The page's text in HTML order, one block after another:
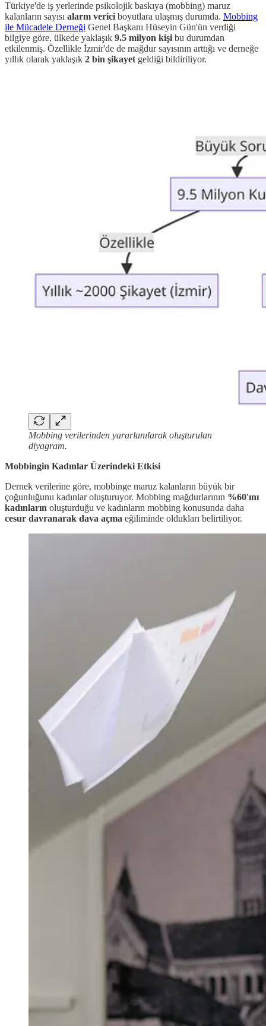
Türkiye'de iş yerlerinde psikolojik baskıya (mobbing) maruz
kalanların sayısı alarm verici boyutlara ulaşmış durumda. Mobbing
ile Mücadele Derneği Genel Başkanı Hüseyin Gün'ün verdiği
bilgiye göre, ülkede yaklaşık 9.5 milyon kişi bu durumdan
etkilenmiş. Özellikle İzmir'de de mağdur sayısının arttığı ve derneğe
yıllık olarak yaklaşık 2 bin şikayet geldiği bildiriliyor.
Mobbing verilerinden yararlanılarak oluşturulan
diyagram.
Mobbingin Kadınlar Üzerindeki Etkisi
Dernek verilerine göre, mobbinge maruz kalanların büyük bir
çoğunluğunu kadınlar oluşturuyor. Mobbing mağdurlarının %60'ını
kadınların oluşturduğu ve kadınların mobbing konusunda daha
cesur davranarak dava açma eğiliminde oldukları belirtiliyor.